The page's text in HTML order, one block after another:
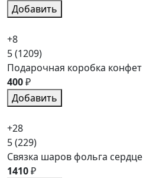
Добавить
+8
5(1209)
Подарочная коробка конфет
400₽
Добавить
+28
5(229)
Связка шаров фольга сердце
1410₽